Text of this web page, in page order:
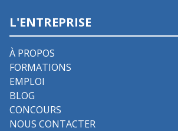
L'ENTREPRISE
À PROPOS
FORMATIONS
EMPLOI
BLOG
CONCOURS
NOUS CONTACTER